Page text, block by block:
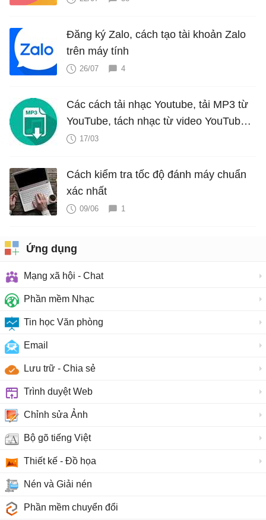
Đăng ký Zalo, cách tạo tài khoản Zalo
trên máy tính
26/07 4
Các cách tải nhạc Youtube, tải MP3 từ
YouTube, tách nhạc từ video YouTube
cực dễ
17/03
Cách kiểm tra tốc độ đánh máy chuẩn
xác nhất
09/06 1
Ứng dụng
Mạng xã hội - Chat
Phần mềm Nhạc
Tin học Văn phòng
Email
Lưu trữ - Chia sẻ
Trình duyệt Web
Chỉnh sửa Ảnh
Bộ gõ tiếng Việt
Thiết kế - Đồ họa
Nén và Giải nén
Phần mềm chuyển đổi